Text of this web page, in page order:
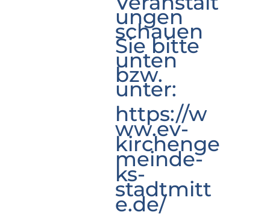
ungen
schauen
Sie bitte
unten
bzw.
unter:
https://w
ww.ev-
kirchenge
meinde-
ks-
stadtmitt
e.de/